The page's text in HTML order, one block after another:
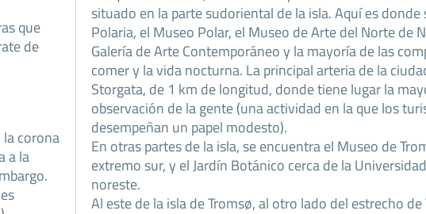
que
de
corona
a la
situado en la parte sudoriental de la isla. Aquí es donde
Polaria, el Museo Polar, el Museo de Arte del Norte de
Galería de Arte Contemporáneo y la mayoría de las
comer y la vida nocturna. La principal arteria de la
Storgata, de 1 km de longitud, donde tiene lugar la
observación de la gente (una actividad en la que los
desempeñan un papel modesto).
En otras partes de la isla, se encuentra el Museo de
extremo sur, y el Jardín Botánico cerca de la
noreste.
Al este de la isla de Tromsø, al otro lado del estrecho de